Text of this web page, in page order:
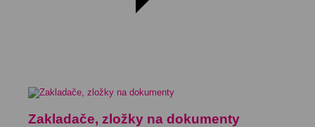
Zakladače, zložky na dokumenty